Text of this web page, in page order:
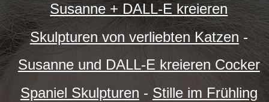
Susanne + DALL-E kreieren
Skulpturen von verliebten Katzen -
Susanne und DALL-E kreieren Cocker
Spaniel Skulpturen - Stille im Frühling